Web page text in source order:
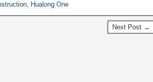
, Hualong One
Next Post →